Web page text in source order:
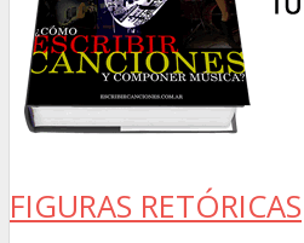
FIGURAS RETÓRICAS